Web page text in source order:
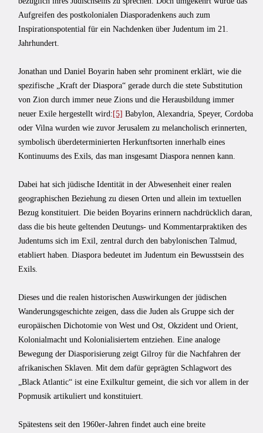
Aufgreifen des postkolonialen Diasporadenkens auch zum
Inspirationspotential für ein Nachdenken über Judentum im 21.
Jahrhundert.
Jonathan und Daniel Boyarin haben sehr prominent erklärt, wie die
spezifische „Kraft der Diaspora“ gerade durch die stete Substitution
von Zion durch immer neue Zions und die Herausbildung immer
neuer Exile hergestellt wird: [5] Babylon, Alexandria, Speyer, Cordoba
oder Vilna wurden wie zuvor Jerusalem zu melancholisch erinnerten,
symbolisch überdeterminierten Herkunftsorten innerhalb eines
Kontinuums des Exils, das man insgesamt Diaspora nennen kann.
Dabei hat sich jüdische Identität in der Abwesenheit einer realen
geographischen Beziehung zu diesen Orten und allein im textuellen
Bezug konstituiert. Die beiden Boyarins erinnern nachdrücklich daran,
dass die bis heute geltenden Deutungs- und Kommentarpraktiken des
Judentums sich im Exil, zentral durch den babylonischen Talmud,
etabliert haben. Diaspora bedeutet im Judentum ein Bewusstsein des
Exils.
Dieses und die realen historischen Auswirkungen der jüdischen
Wanderungsgeschichte zeigen, dass die Juden als Gruppe sich der
europäischen Dichotomie von West und Ost, Okzident und Orient,
Kolonialmacht und Kolonialisiertem entziehen. Eine analoge
Bewegung der Diasporisierung zeigt Gilroy für die Nachfahren der
afrikanischen Sklaven. Mit dem dafür geprägten Schlagwort des
„Black Atlantic“ ist eine Exilkultur gemeint, die sich vor allem in der
Popmusik artikuliert und konstituiert.
Spätestens seit den 1960er-Jahren findet auch eine breite